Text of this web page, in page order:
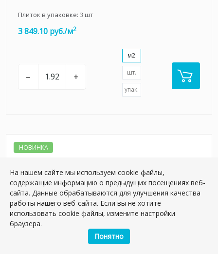
Плиток в упаковке: 3 шт
3 849.10 руб./м2
– +
м2
шт.
упак.
НОВИНКА
На нашем сайте мы используем cookie файлы,
содержащие информацию о предыдущих посещениях веб-
сайта. Данные обрабатываются для улучшения качества
работы нашего веб-сайта. Если вы не хотите
использовать cookie файлы, измените настройки
браузера.
Понятно